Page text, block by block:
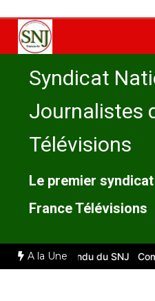
contenu
Syndicat
Journalistes
Télévisions
Le premier
France Télévisions
A la Une
: compte rendu du SNJ